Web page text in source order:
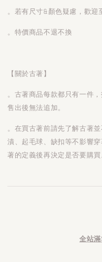
。若有尺寸&顏色疑慮，歡
。特價商品不退不換
【關於古著】
。古著商品每款都只有一件
售出後無法追加。
。在買古著前請先了解古著
漬、起毛球、缺扣等不影響
著的定義後再決定是否要購買
全站